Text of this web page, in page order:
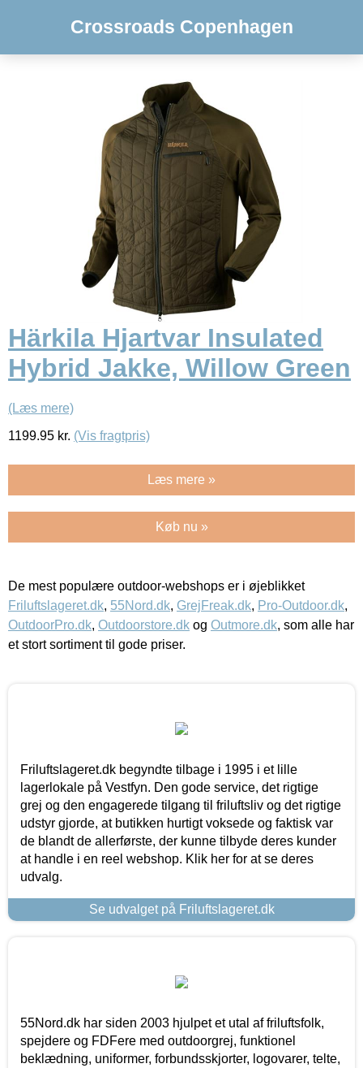
Crossroads Copenhagen
Härkila Hjartvar Insulated
Hybrid Jakke, Willow Green
(Læs mere)
1199.95 kr. (Vis fragtpris)
Læs mere »
Køb nu »
De mest populære outdoor-webshops er i øjeblikket
Friluftslageret.dk, 55Nord.dk, GrejFreak.dk, Pro-Outdoor.dk,
OutdoorPro.dk, Outdoorstore.dk og Outmore.dk, som alle har
et stort sortiment til gode priser.
Friluftslageret.dk begyndte tilbage i 1995 i et lille
lagerlokale på Vestfyn. Den gode service, det rigtige
grej og den engagerede tilgang til friluftsliv og det rigtige
udstyr gjorde, at butikken hurtigt voksede og faktisk var
de blandt de allerførste, der kunne tilbyde deres kunder
at handle i en reel webshop. Klik her for at se deres
udvalg.
Se udvalget på Friluftslageret.dk
55Nord.dk har siden 2003 hjulpet et utal af friluftsfolk,
spejdere og FDFere med outdoorgrej, funktionel
beklædning, uniformer, forbundsskjorter, logovarer, telte,